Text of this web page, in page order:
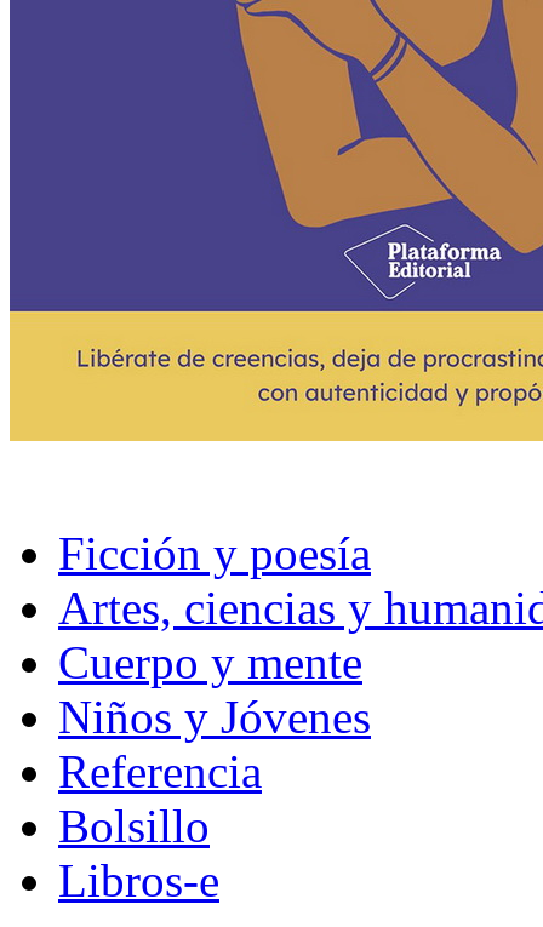
Ficción y poesía
Artes, ciencias y
Cuerpo y mente
Niños y Jóvenes
Referencia
Bolsillo
Libros-e